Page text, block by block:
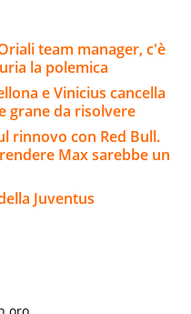
team manager, c'è
la polemica
e Vinicius cancella
grane da risolvere
rinnovo con Red Bull.
Max sarebbe un
Juventus